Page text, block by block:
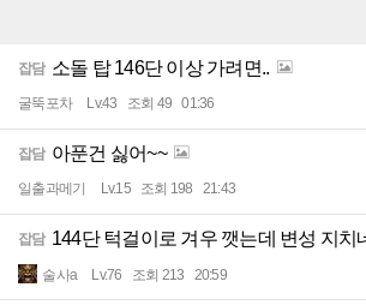
잡담 소돌 탑 146단 이상 가려면..
굴뚝포차 Lv.43 조회 49 01:36
잡담 아푼건 싫어~~
일출과메기 Lv.15 조회 198 21:43
잡담 144단 턱걸이로 겨우 깻는데 변성 지치
술사a Lv.76 조회 213 20:59